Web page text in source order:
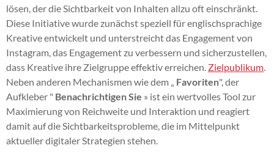
lösen, der die Sichtbarkeit von Inhalten allzu oft einschränkt.
Diese Initiative wurde zunächst speziell für englischsprachige
Kreative entwickelt und unterstreicht das Engagement von
Instagram, das Engagement zu verbessern und sicherzustellen,
dass Kreative ihre Zielgruppe effektiv erreichen. Zielpublikum
Neben anderen Mechanismen wie dem „ Favoriten", der
Aufkleber " Benachrichtigen Sie » ist ein wertvolles Tool zur
Maximierung von Reichweite und Interaktion und reagiert
damit auf die Sichtbarkeitsprobleme, die im Mittelpunkt
aktueller digitaler Strategien stehen.